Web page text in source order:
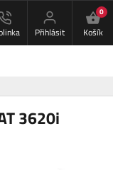
Přihlásit
0
Košík
3620i